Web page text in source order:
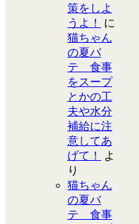
策をしよ
うよ！
に
猫ちゃん
の夏バ
テ 食事
をスープ
とかの工
夫や水分
補給に注
意してあ
げて！
よ
り
猫ちゃん
の夏バ
テ 食事